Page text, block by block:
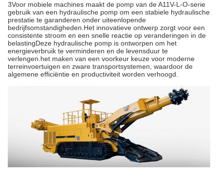
3Voor mobiele machines maakt de pomp van de A11V-L-O-serie
gebruik van een hydraulische pomp om een stabiele hydraulische
prestatie te garanderen onder uiteenlopende
bedrijfsomstandigheden.Het innovatieve ontwerp zorgt voor een
consistente stroom en een snelle reactie op veranderingen in de
belastingDeze hydraulische pomp is ontworpen om het
energieverbruik te verminderen en de levensduur te
verlengen.het maken van een voorkeur keuze voor moderne
terreinvoertuigen en zware transportsystemen, waardoor de
algemene efficiëntie en productiviteit worden verhoogd.